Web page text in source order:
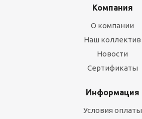
Компания
О компании
Наш коллектив
Новости
Сертификаты
Информация
Условия оплаты